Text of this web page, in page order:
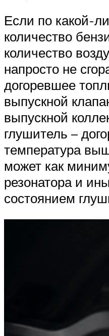
Если по какой-
количество
количество
напросто не
догоревшее
выпускной
выпускной
глушитель –
температура
может как
резонатора и
состоянием